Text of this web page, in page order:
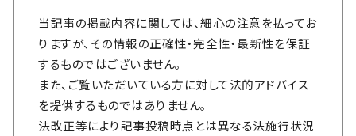
当記事の掲載内容に関しては、細心の注意を払ってお
りますが、その情報の正確性・完全性・最新性を保証
するものではございません。
また、ご覧いただいている方に対して法的アドバイス
を提供するものではありません。
法改正等により記事投稿時点とは異なる法施行状況